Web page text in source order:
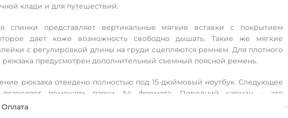
клади и для путешествий.
спинки представляет вертикальные мягкие вставки с покрытием
дает коже возможность свободно дышать. Такие же мягкие
с регулировкой длины на груди сцепляются ремнем. Для плотного
рюкзака предусмотрен дополнительный съемный поясной ремень.
рюкзака отведено полностью под 15-дюймовый ноутбук. Следующее
позволяет помещать папки А4 формата. Передний карман – это
с держателем ключей и чехлом для мобильного телефона. Боковые
Оплата